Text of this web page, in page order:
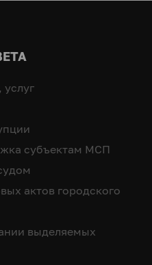
услуг
субъектам МСП
актов городского
выделяемых